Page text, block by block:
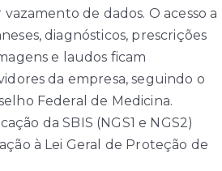
de dados. O acesso a
diagnósticos, prescrições
e laudos ficam
da empresa, seguindo o
Federal de Medicina.
da SBIS (NGS1 e NGS2)
à Lei Geral de Proteção de